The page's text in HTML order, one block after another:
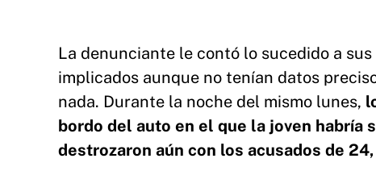
La denunciante le contó lo sucedido a
implicados aunque no tenían datos
nada. Durante la noche del mismo lunes,
bordo del auto en el que la joven habría
destrozaron aún con los acusados de
El Chevrolet Cruze fue secuestrado por los